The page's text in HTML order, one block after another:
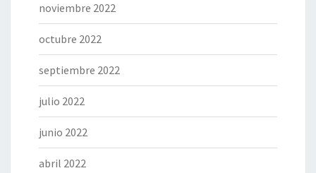
noviembre 2022
octubre 2022
septiembre 2022
julio 2022
junio 2022
abril 2022